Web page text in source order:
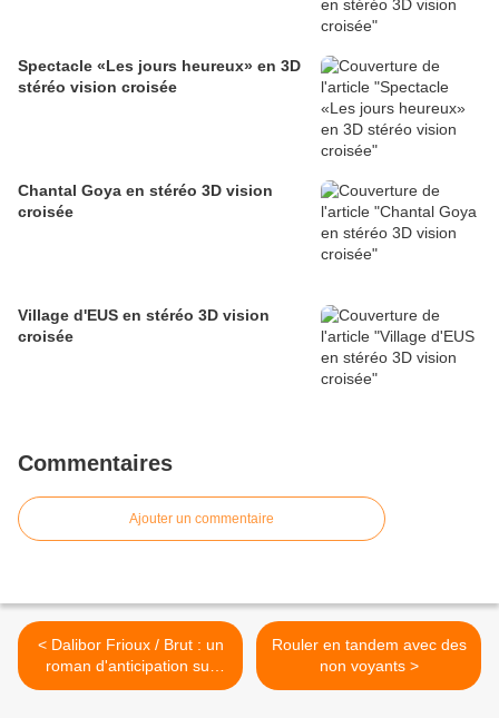
Spectacle «Les jours heureux» en 3D
stéréo vision croisée
Chantal Goya en stéréo 3D vision
croisée
Village d'EUS en stéréo 3D vision
croisée
Commentaires
Ajouter un commentaire
< Dalibor Frioux / Brut : un
roman d'anticipation sur
l'après pétrôle
Rouler en tandem avec des
non voyants >